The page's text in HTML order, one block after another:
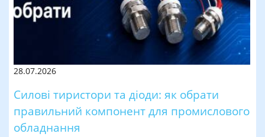
28.07.2026
Силові тиристори та діоди: як обрати
правильний компонент для промислового
обладнання